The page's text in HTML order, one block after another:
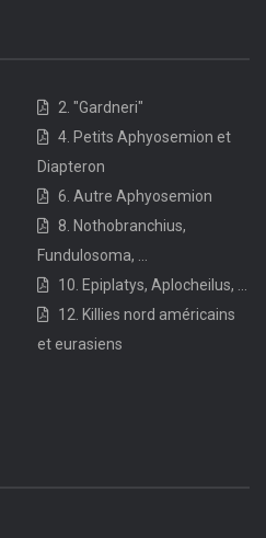
2. "Gardneri"
4. Petits Aphyosemion et
Diapteron
6. Autre Aphyosemion
8. Nothobranchius,
Fundulosoma, ...
10. Epiplatys, Aplocheilus, ...
12. Killies nord américains
et eurasiens